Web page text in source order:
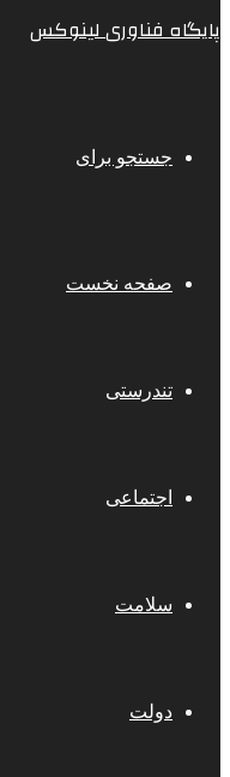
پایگاه فناوری لینوکس
جستجو برای
صفحه نخست
تندرستی
اجتماعی
سلامت
دولت